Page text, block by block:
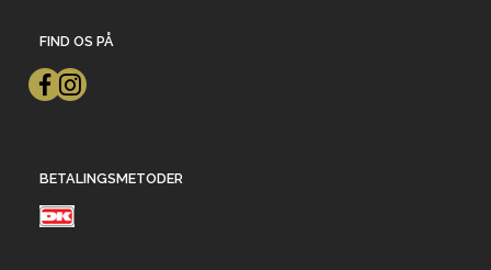
FIND OS PÅ
BETALINGSMETODER